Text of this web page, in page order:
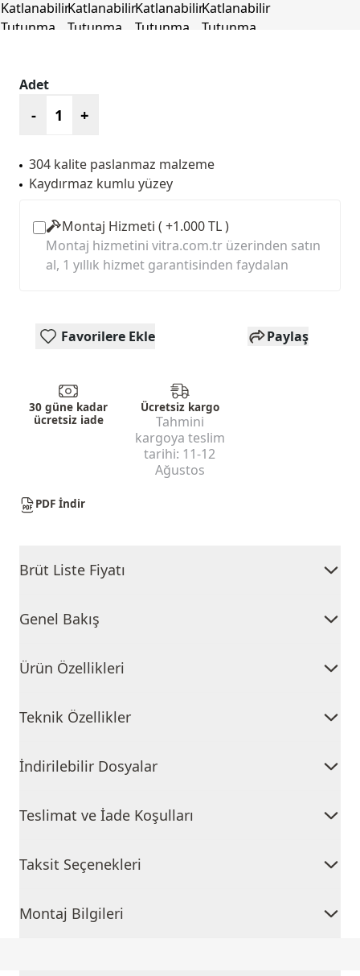
Adet
- +
304 kalite paslanmaz malzeme
Kaydırmaz kumlu yüzey
Montaj Hizmeti ( +1.000 TL )
Montaj hizmetini vitra.com.tr üzerinden satın
al, 1 yıllık hizmet garantisinden faydalan
Favorilere Ekle Paylaş
30 güne kadar
ücretsiz iade
Ücretsiz kargo
Tahmini
kargoya teslim
tarihi: 11-12
Ağustos
PDF İndir
Brüt Liste Fiyatı
Genel Bakış
Ürün Özellikleri
Teknik Özellikler
İndirilebilir Dosyalar
Teslimat ve İade Koşulları
Taksit Seçenekleri
Montaj Bilgileri